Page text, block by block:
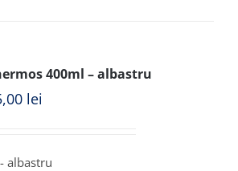
400ml – albastru
lei
albastru